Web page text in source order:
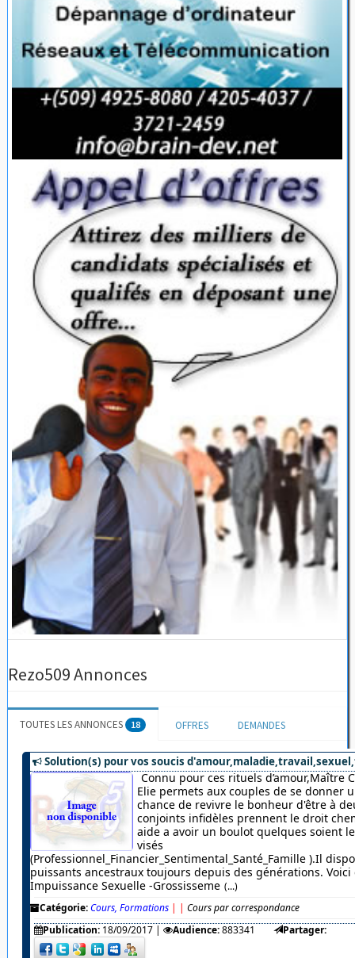
Rezo509 Annonces
TOUTES LES ANNONCES 18 OFFRES DEMANDES
Solution(s) pour vos soucis
Connu pour ces rituels d’amour,Maître
Elie permets aux couples de se donner
chance de revivre le bonheur d'être à
conjoints infidèles prennent le droit
aide a avoir un boulot quelques soient
visés
(Professionnel_Financier_Sentimental_Santé_Famille ).Il
puissants ancestraux toujours depuis des générations. Voici
Impuissance Sexuelle -Grossisseme (...)
Catégorie:Cours, Formations | | Cours par correspondance
Publication: 18/09/2017| Audience:883341 Partager: